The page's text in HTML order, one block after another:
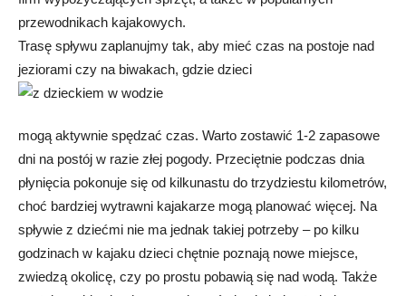
przewodnikach kajakowych.
Trasę spływu zaplanujmy tak, aby mieć czas na postoje nad
jeziorami czy na biwakach, gdzie dzieci
mogą aktywnie spędzać czas. Warto zostawić 1-2 zapasowe
dni na postój w razie złej pogody. Przeciętnie podczas dnia
płynięcia pokonuje się od kilkunastu do trzydziestu kilometrów,
choć bardziej wytrawni kajakarze mogą planować więcej. Na
spływie z dziećmi nie ma jednak takiej potrzeby – po kilku
godzinach w kajaku dzieci chętnie poznają nowe miejsce,
zwiedzą okolicę, czy po prostu pobawią się nad wodą. Także